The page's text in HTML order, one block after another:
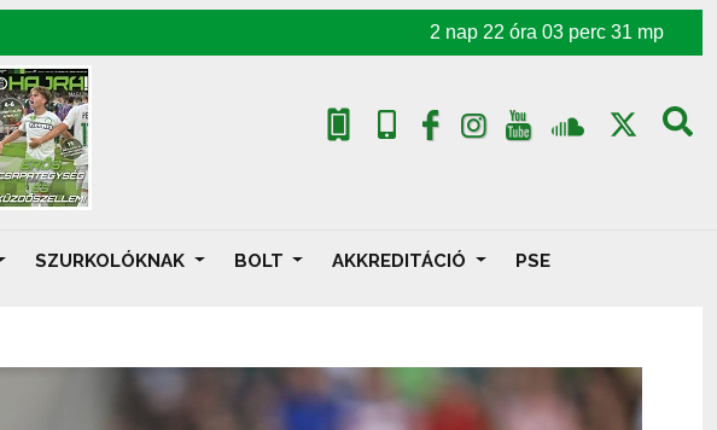
2 nap 22 óra 03 perc 29 mp
SZURKOLÓKNAK BOLT AKKREDITÁCIÓ PSE